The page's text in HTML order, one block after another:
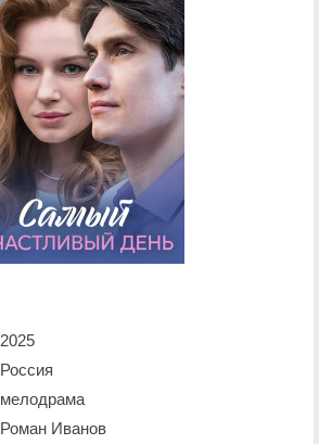
2025
Россия
мелодрама
Роман Иванов